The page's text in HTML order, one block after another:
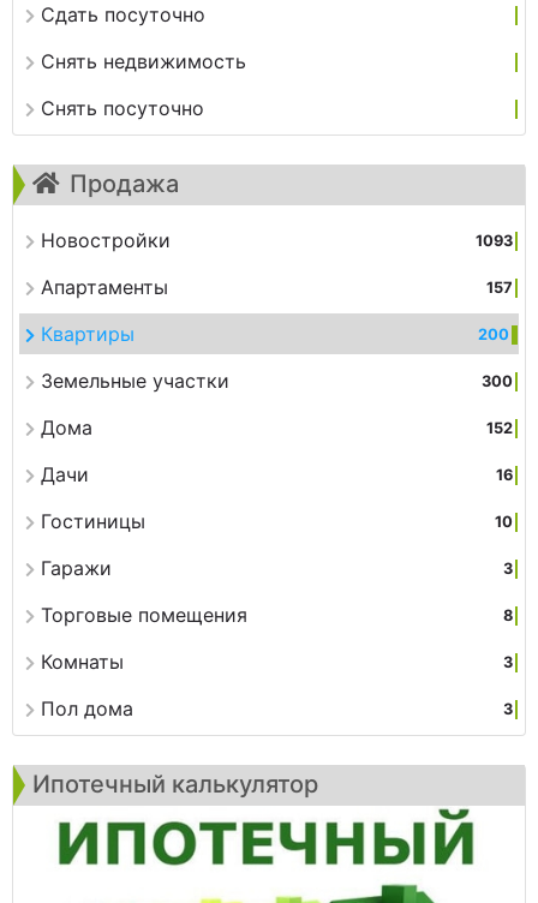
Сдать посуточно
Снять недвижимость
Снять посуточно
Продажа
Новостройки 1093
Апартаменты 157
Квартиры 200
Земельные участки 300
Дома 152
Дачи 16
Гостиницы 10
Гаражи 3
Торговые помещения 8
Комнаты 3
Пол дома 3
Ипотечный калькулятор